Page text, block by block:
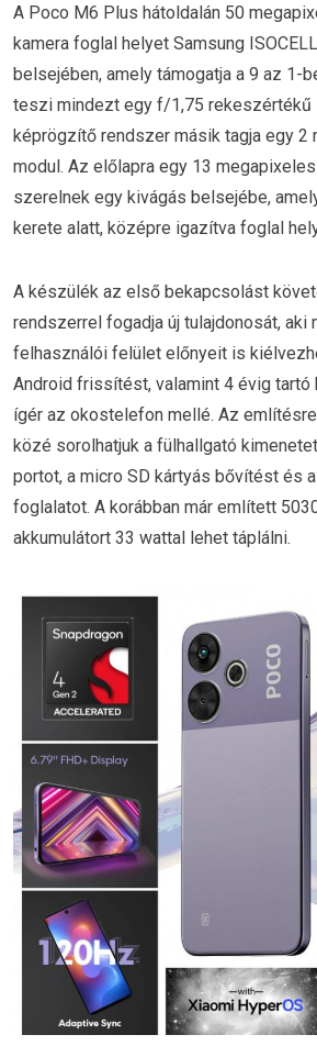
A Poco M6 Plus hátoldalán 50
kamera foglal helyet Samsung
belsejében, amely támogatja a 9 az 1-
teszi mindezt egy f/1,75 rekeszértékű
képrögzítő rendszer másik tagja egy 2
modul. Az előlapra egy 13
szerelnek egy kivágás belsejébe,
kerete alatt, középre igazítva foglal
A készülék az első bekapcsolást
rendszerrel fogadja új tulajdonosát, aki
felhasználói felület előnyeit is
Android frissítést, valamint 4 évig
ígér az okostelefon mellé. Az
közé sorolhatjuk a fülhallgató
portot, a micro SD kártyás bővítést és
foglalatot. A korábban már említett
akkumulátort 33 wattal lehet táplálni.